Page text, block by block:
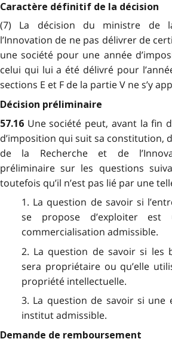
Caractère définitif de la décision
(7) La décision du ministre de
l’Innovation de ne pas délivrer de
une société pour une année
celui qui lui a été délivré pour
sections E et F de la partie V ne s’y
Décision préliminaire
57.16 Une société peut, avant la fin
d’imposition qui suit sa constitution,
de la Recherche et de
préliminaire sur les questions
toutefois qu’il n’est pas lié par une
1. La question de savoir si
se propose d’exploiter est
commercialisation admissible.
2. La question de savoir si les
sera propriétaire ou qu’elle
propriété intellectuelle.
3. La question de savoir si une
institut admissible.
Demande de remboursement